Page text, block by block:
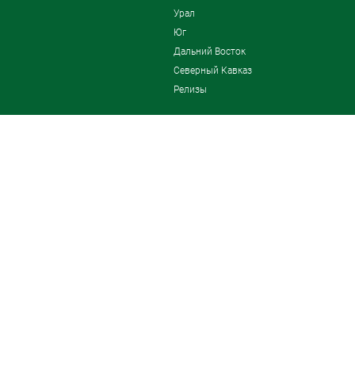
Урал
Юг
Дальний Восток
Северный Кавказ
Релизы